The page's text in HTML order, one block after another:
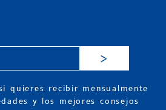
>
quieres recibir mensualmente
y los mejores consejos